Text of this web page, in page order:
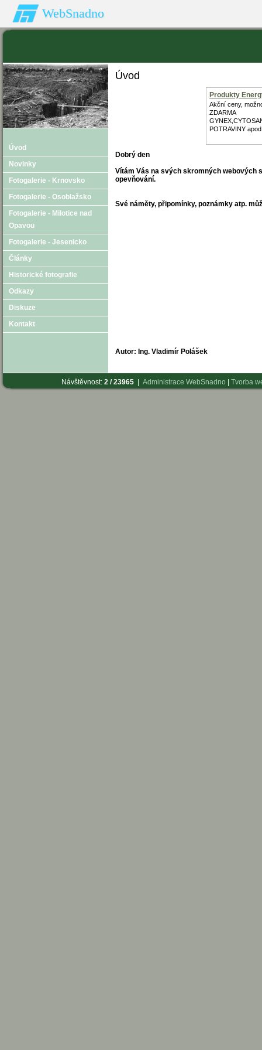
WebSnadno
Úvod
Novinky
Fotogalerie - Krnovsko
Fotogalerie - Osoblažsko
Fotogalerie - Milotice nad
Opavou
Fotogalerie - Jesenicko
Články
Historické fotografie
Odkazy
Diskuze
Kontakt
Úvod
Produkty
Akční ceny,
ZDARMA
POTRAVINY apod
Dobrý den
Vítám Vás na svých skromných webových
opevňování.
Své náměty, připomínky, poznámky atp.
Autor: Ing. Vladimír Polášek
Návštěvnost: 2 / 23965 |Administrace WebSnadno |Tvorba